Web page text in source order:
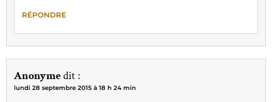
RÉPONDRE
Anonymedit :
lundi 28 septembre 2015 à 18 h 24 min